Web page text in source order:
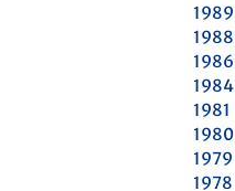
1989
1988
1986
1984
1981
1980
1979
1978